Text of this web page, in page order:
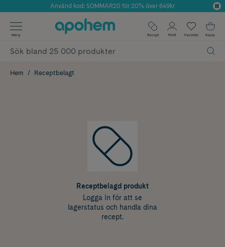
Använd kod: SOMMAR20 för 20% över 649kr
✓ Fri frakt
✓ Poäng på alla köp*
Meny Recept Profil Favoriter Kassa
Hem Receptbelagt
Receptbelagd produkt
Logga in för att se
lagerstatus och handla dina
recept.